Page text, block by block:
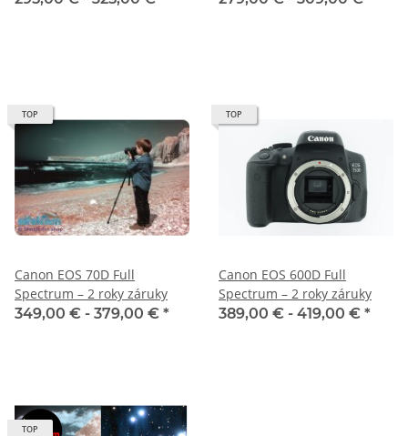
TOP
Canon EOS 70D Full
Spectrum – 2 roky záruky
349,00 € - 379,00 € *
TOP
Canon EOS 600D Full
Spectrum – 2 roky záruky
389,00 € - 419,00 € *
TOP